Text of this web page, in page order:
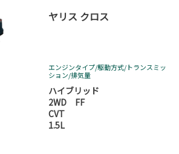
ヤリス クロス
エンジンタイプ/駆動方式/トランスミッ
ション/排気量
ハイブリッド
2WD FF
CVT
1.5L